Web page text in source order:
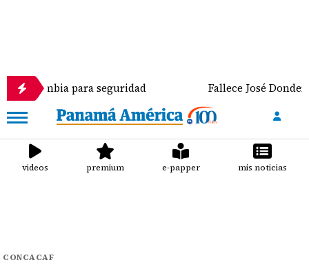
para seguridad Fallece José Donderis,
videos premium e-papper mis noticias
CONCACAF